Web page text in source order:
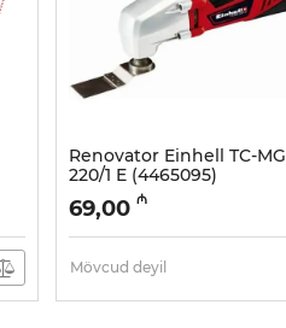
Renovator Einhell TC-MG
220/1 E (4465095)
Artikul: 017021026
69,00 ₼
Mövcud deyil